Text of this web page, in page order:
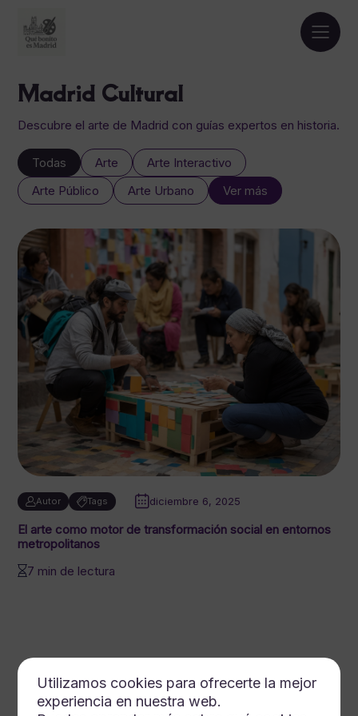
Madrid Cultural
Descubre el arte de Madrid con guías expertos en historia.
Todas Arte
Arte Interactivo
Arte Público
Arte Urbano Ver más
Autor Tags diciembre 6, 2025
El arte como motor de transformación social en entornos
metropolitanos
7 min de lectura
Utilizamos cookies para ofrecerte la mejor
experiencia en nuestra web.